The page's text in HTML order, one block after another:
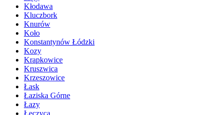
Kłodawa
Kluczbork
Knurów
Koło
Konstantynów Łódzki
Kozy
Krapkowice
Kruszwica
Krzeszowice
Łask
Łaziska Górne
Łazy
Łęczyca